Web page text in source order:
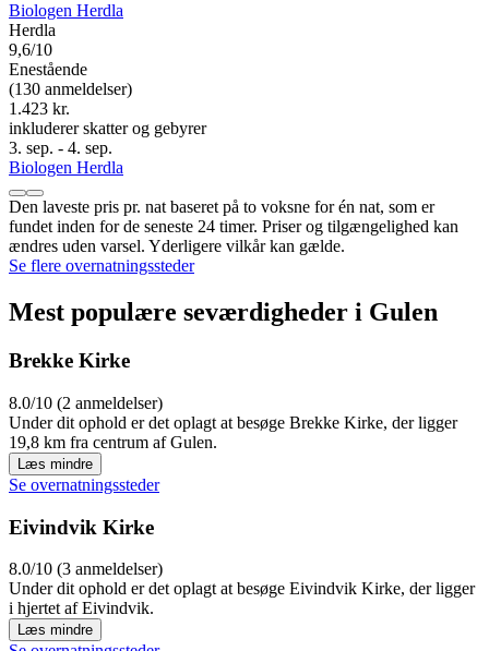
Biologen Herdla
Herdla
9,6/10
Enestående
(130 anmeldelser)
1.423 kr.
inkluderer skatter og gebyrer
3. sep. - 4. sep.
Biologen Herdla
Den laveste pris pr. nat baseret på to voksne for én nat, som er
fundet inden for de seneste 24 timer. Priser og tilgængelighed kan
ændres uden varsel. Yderligere vilkår kan gælde.
Se flere overnatningssteder
Mest populære seværdigheder i Gulen
Brekke Kirke
8.0/10 (2 anmeldelser)
Under dit ophold er det oplagt at besøge Brekke Kirke, der ligger
19,8 km fra centrum af Gulen.
Læs mindre
Se overnatningssteder
Eivindvik Kirke
8.0/10 (3 anmeldelser)
Under dit ophold er det oplagt at besøge Eivindvik Kirke, der ligger
i hjertet af Eivindvik.
Læs mindre